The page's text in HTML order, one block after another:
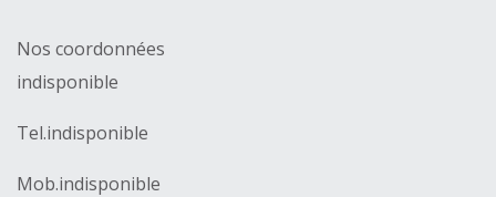
Nos coordonnées
indisponible
Tel.indisponible
Mob.indisponible